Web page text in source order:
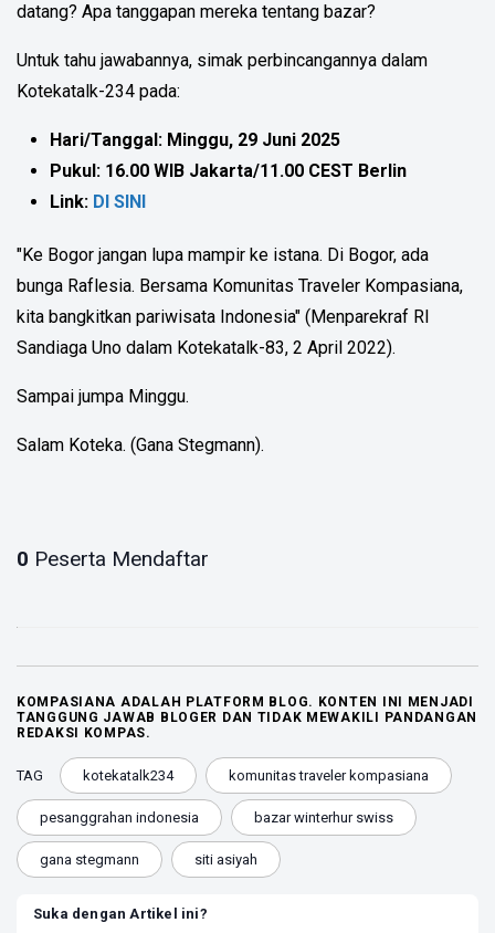
datang? Apa tanggapan mereka tentang bazar?
Untuk tahu jawabannya, simak perbincangannya dalam
Kotekatalk-234 pada:
Hari/Tanggal: Minggu, 29 Juni 2025
Pukul: 16.00 WIB Jakarta/11.00 CEST Berlin
Link: DI SINI
"Ke Bogor jangan lupa mampir ke istana. Di Bogor, ada
bunga Raflesia. Bersama Komunitas Traveler Kompasiana,
kita bangkitkan pariwisata Indonesia" (Menparekraf RI
Sandiaga Uno dalam Kotekatalk-83, 2 April 2022).
Sampai jumpa Minggu.
Salam Koteka. (Gana Stegmann).
0 Peserta Mendaftar
KOMPASIANA ADALAH PLATFORM BLOG. KONTEN INI MENJADI
TANGGUNG JAWAB BLOGER DAN TIDAK MEWAKILI PANDANGAN
REDAKSI KOMPAS.
TAG kotekatalk234 komunitas traveler kompasiana
pesanggrahan indonesia bazar winterhur swiss
gana stegmann siti asiyah
Suka dengan Artikel ini?